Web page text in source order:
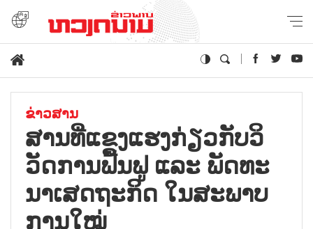
ຂ່າວສານ
ສານ​ທີ່​ແຂງ​ແຮງ​ກ່ຽວ​ກັບ​ວິ​
ວັດ​ການ​ຟື້ນ​ຟູ ແລະ ພັດ​ທະ​
ນາ​ເສດ​ຖະ​ກິດ ໃນ​ສະ​ພາບ​
ການ​ໃໝ່